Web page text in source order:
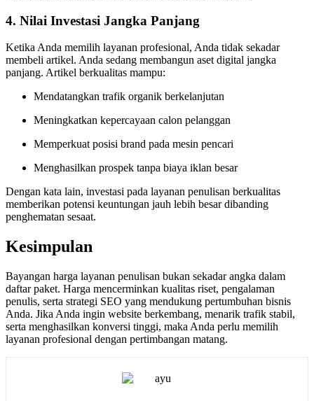
4. Nilai Investasi Jangka Panjang
Ketika Anda memilih layanan profesional, Anda tidak sekadar
membeli artikel. Anda sedang membangun aset digital jangka
panjang. Artikel berkualitas mampu:
Mendatangkan trafik organik berkelanjutan
Meningkatkan kepercayaan calon pelanggan
Memperkuat posisi brand pada mesin pencari
Menghasilkan prospek tanpa biaya iklan besar
Dengan kata lain, investasi pada layanan penulisan berkualitas
memberikan potensi keuntungan jauh lebih besar dibanding
penghematan sesaat.
Kesimpulan
Bayangan harga layanan penulisan bukan sekadar angka dalam
daftar paket. Harga mencerminkan kualitas riset, pengalaman
penulis, serta strategi SEO yang mendukung pertumbuhan bisnis
Anda. Jika Anda ingin website berkembang, menarik trafik stabil,
serta menghasilkan konversi tinggi, maka Anda perlu memilih
layanan profesional dengan pertimbangan matang.